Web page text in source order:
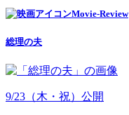
Movie-Review
総理の夫
9/23（木・祝）公開